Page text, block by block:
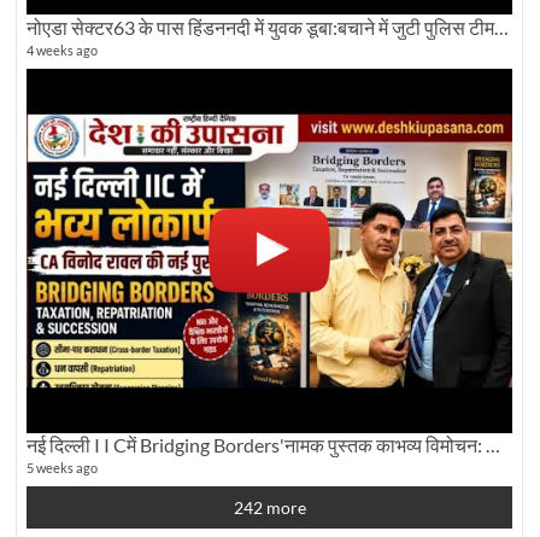
नोएडा सेक्टर63 के पास हिंडननदी में युवक डूबा:बचाने में जुटी पुलिस टीम: देखिए पूरी ग्राउंड रिपोर्टिंग
4 weeks ago
5 weeks ago
242 more